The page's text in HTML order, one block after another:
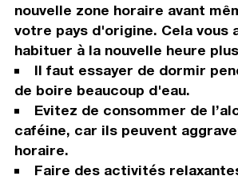
nouvelle zone horaire avant
votre pays d'origine. Cela vous
habituer à la nouvelle heure
Il faut essayer de dormir
de boire beaucoup d'eau.
Evitez de consommer de
caféine, car ils peuvent
horaire.
Faire des activités